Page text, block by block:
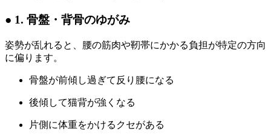
● 1. 骨盤・背骨のゆがみ
姿勢が乱れると、腰の筋肉や靭帯にかかる負担が特定の方向
に偏ります。
骨盤が前傾し過ぎて反り腰になる
後傾して猫背が強くなる
片側に体重をかけるクセがある